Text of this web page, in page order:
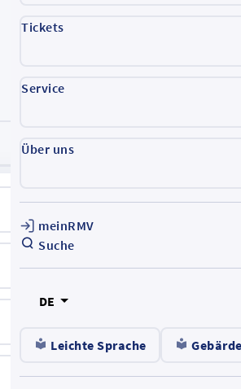
Tickets
Service
Über uns
meinRMV
Suche
DE
Leichte Sprache